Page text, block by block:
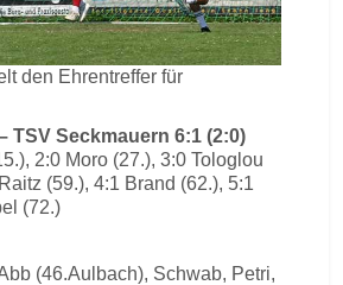
den Ehrentreffer für
TSV Seckmauern 6:1 (2:0)
2:0 Moro (27.), 3:0 Tologlou
(59.), 4:1 Brand (62.), 5:1
(72.)
(46.Aulbach), Schwab, Petri,